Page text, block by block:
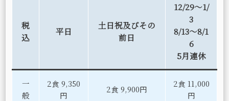
税
込
平日
土日祝及びその
前日
12/29～1/
3
8/13～8/1
6
5月連休
一
般
2食 9,350
円
2食 9,900円
2食 11,000
円